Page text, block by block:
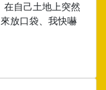
在自己土地上突然
放口袋、我快嚇